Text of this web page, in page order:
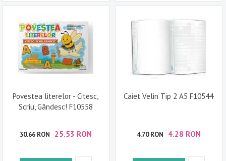
Povestea literelor - Citesc,
Scriu, Gândesc! F10558
30.66 RON 25.53 RON
Caiet Velin Tip 2 A5 F10544
4.70 RON 4.28 RON